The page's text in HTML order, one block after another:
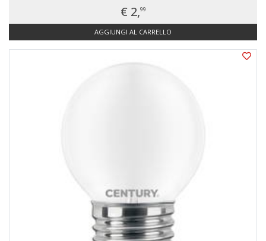
€ 2,99
AGGIUNGI AL CARRELLO